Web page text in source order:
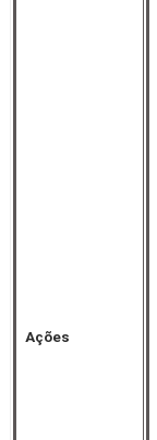
Ações